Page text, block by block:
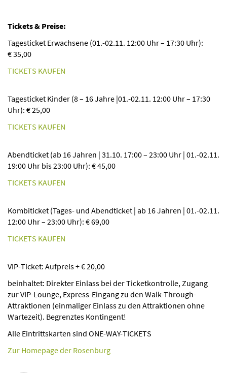
Tickets & Preise:
Tagesticket Erwachsene (01.-02.11. 12:00 Uhr – 17:30 Uhr):
€ 35,00
TICKETS KAUFEN
Tagesticket Kinder (8 – 16 Jahre |01.-02.11. 12:00 Uhr – 17:30
Uhr): € 25,00
TICKETS KAUFEN
Abendticket (ab 16 Jahren | 31.10. 17:00 – 23:00 Uhr | 01.-02.11.
19:00 Uhr bis 23:00 Uhr): € 45,00
TICKETS KAUFEN
Kombiticket (Tages- und Abendticket | ab 16 Jahren | 01.-02.11.
12:00 Uhr – 23:00 Uhr): € 69,00
TICKETS KAUFEN
VIP-Ticket: Aufpreis + € 20,00
beinhaltet: Direkter Einlass bei der Ticketkontrolle, Zugang
zur VIP-Lounge, Express-Eingang zu den Walk-Through-
Attraktionen (einmaliger Einlass zu den Attraktionen ohne
Wartezeit). Begrenztes Kontingent!
Alle Eintrittskarten sind ONE-WAY-TICKETS
Zur Homepage der Rosenburg